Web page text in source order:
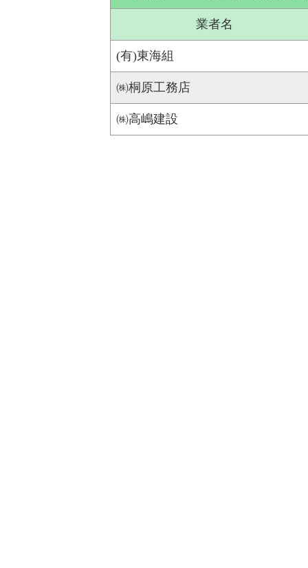
業者名
(有)東海組
㈱桐原工務店
㈱高嶋建設